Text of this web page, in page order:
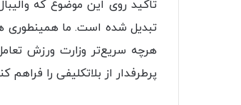
تاکید روی این موضوع که
تبدیل شده است. ما همینطوری
هرچه سریع‌تر وزارت ورزش
پرطرفدار از بلاتکلیفی را